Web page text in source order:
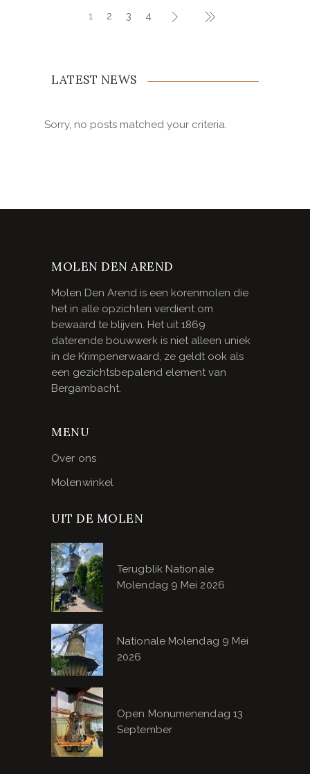
1 2 3 4
LATEST NEWS
Sorry, no posts matched your criteria.
MOLEN DEN AREND
Molen Den Arend is een korenmolen die
het in alle opzichten verdient om
bewaard te blijven. Het uit 1869
daterende bouwwerk is niet alleen uniek
in de Krimpenerwaard, ze geldt ook als
een gezichtsbepalend element van
Bergambacht.
MENU
Over ons
Molenwinkel
UIT DE MOLEN
Terugblik Nationale
Molendag 9 Mei 2026
Nationale Molendag 9 Mei
2026
Open Monumenendag 13
September